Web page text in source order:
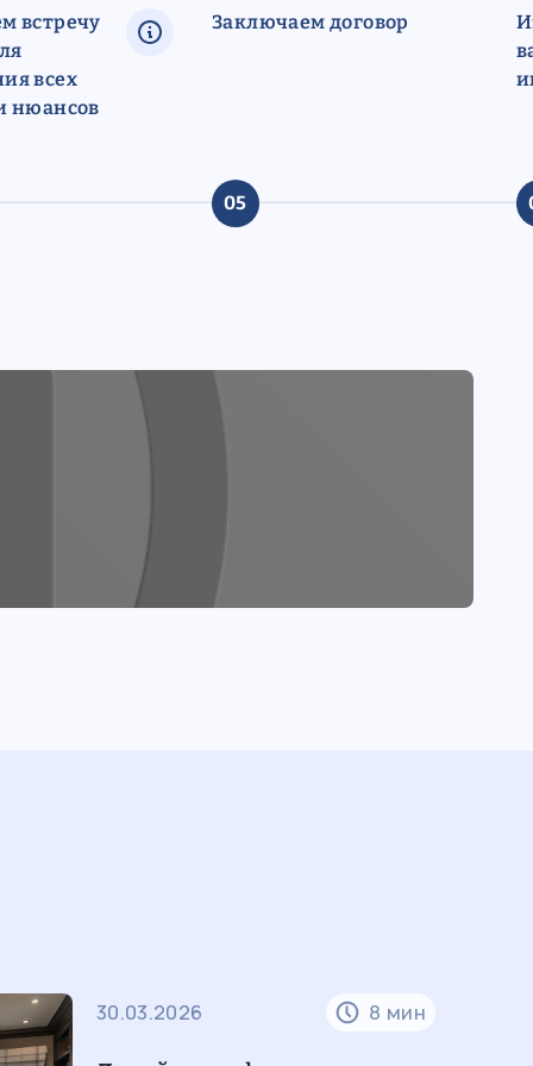
встречу
всех
нюансов
Заключаем договор
05
30.03.2026 8 мин